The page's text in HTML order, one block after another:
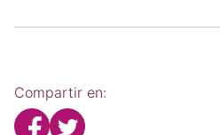
Compartir en: